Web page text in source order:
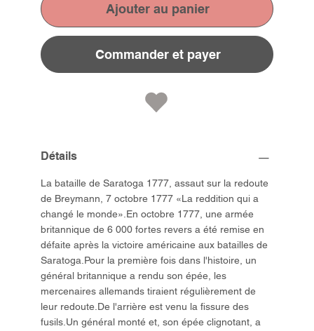
Ajouter au panier
Commander et payer
Détails
La bataille de Saratoga 1777, assaut sur la redoute
de Breymann, 7 octobre 1777 «La reddition qui a
changé le monde».En octobre 1777, une armée
britannique de 6 000 fortes revers a été remise en
défaite après la victoire américaine aux batailles de
Saratoga.Pour la première fois dans l'histoire, un
général britannique a rendu son épée, les
mercenaires allemands tiraient régulièrement de
leur redoute.De l'arrière est venu la fissure des
fusils.Un général monté et, son épée clignotant, a